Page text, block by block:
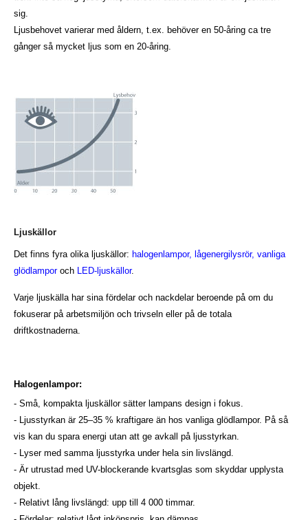
sig.
Ljusbehovet varierar med åldern, t.ex. behöver en 50-åring ca tre
gånger så mycket ljus som en 20-åring.
Ljuskällor
Det finns fyra olika ljuskällor: halogenlampor, lågenergilysrör, vanliga
glödlamporoch LED-ljuskällor.
Varje ljuskälla har sina fördelar och nackdelar beroende på om du
fokuserar på arbetsmiljön och trivseln eller på de totala
driftkostnaderna.
Halogenlampor:
- Små, kompakta ljuskällor sätter lampans design i fokus.
- Ljusstyrkan är 25–35 % kraftigare än hos vanliga glödlampor. På så
vis kan du spara energi utan att ge avkall på ljusstyrkan.
- Lyser med samma ljusstyrka under hela sin livslängd.
- Är utrustad med UV-blockerande kvartsglas som skyddar upplysta
objekt.
- Relativt lång livslängd: upp till 4 000 timmar.